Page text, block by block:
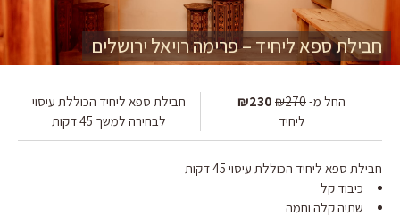
חבילת ספא ליחיד – פרימה רויאל ירושלים
החל מ-₪270
₪230
ליחיד
חבילת ספא ליחיד הכוללת עיסוי
לבחירה למשך 45 דקות
חבילת ספא ליחיד הכוללת עיסוי 45 דקות
כיבוד קל
שתיה קלה וחמה